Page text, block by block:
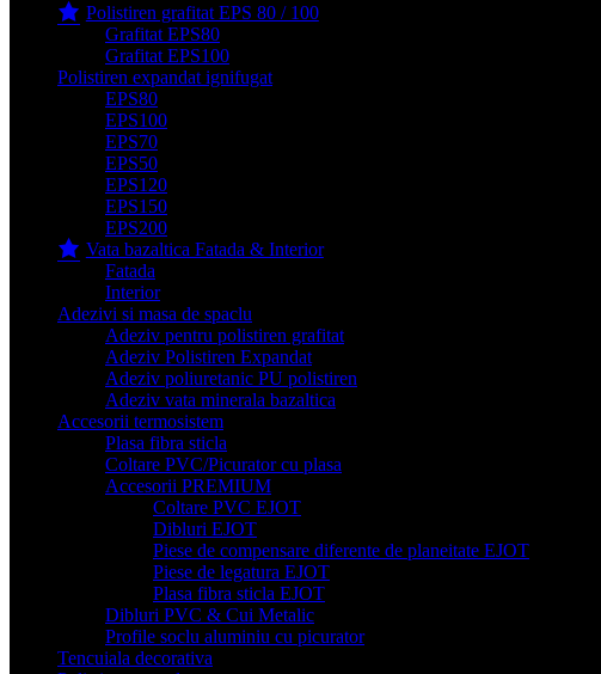
Polistiren grafitat EPS 80 / 100
Grafitat EPS80
Grafitat EPS100
Polistiren expandat ignifugat
EPS80
EPS100
EPS70
EPS50
EPS120
EPS150
EPS200
Vata bazaltica Fatada & Interior
Fatada
Interior
Adezivi si masa de spaclu
Adeziv pentru polistiren grafitat
Adeziv Polistiren Expandat
Adeziv poliuretanic PU polistiren
Adeziv vata minerala bazaltica
Accesorii termosistem
Plasa fibra sticla
Coltare PVC/Picurator cu plasa
Accesorii PREMIUM
Coltare PVC EJOT
Dibluri EJOT
Piese de compensare diferente de planeitate EJOT
Piese de legatura EJOT
Plasa fibra sticla EJOT
Dibluri PVC & Cui Metalic
Profile soclu aluminiu cu picurator
Tencuiala decorativa